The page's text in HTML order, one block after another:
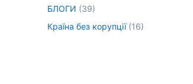
БЛОГИ (39)
Країна без корупції(16)